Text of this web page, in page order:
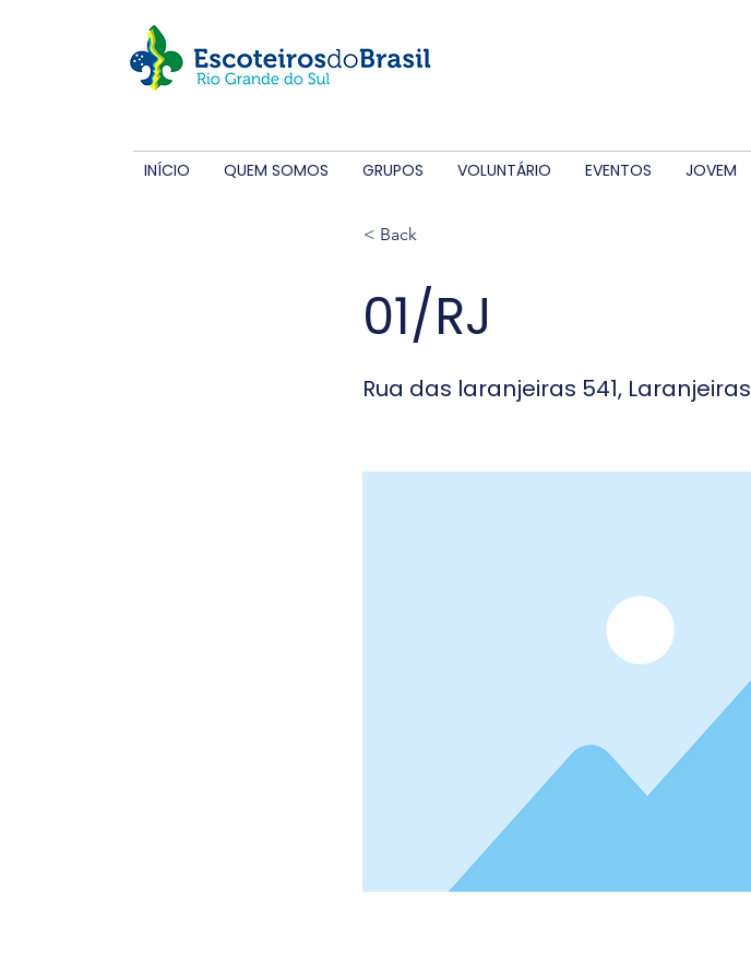
INÍCIO QUEM SOMOS GRUPOS VOLUNTÁRIO EVENTOS JOVEM
< Back
01/RJ
Rua das laranjeiras 541, Laranjeiras